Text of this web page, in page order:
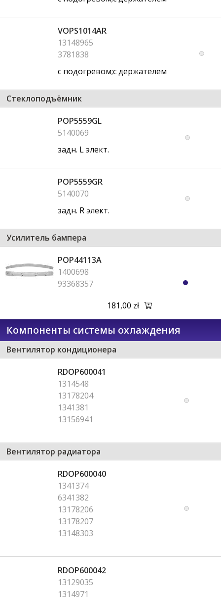
VOPS1014AR
13148965
3781838
с подогревом;с держателем
Стеклоподъёмник
POP5559GL
5140069
задн. L элект.
POP5559GR
5140070
задн. R элект.
Усилитель бампера
POP44113A
1400698
93368357
181,00 zł
Компоненты системы охлаждения
Вентилятор кондиционера
RDOP600041
1314548
13178204
1341381
13156941
Вентилятор радиатора
RDOP600040
1341374
6341382
13178206
13178207
13148303
RDOP600042
13129035
1314971